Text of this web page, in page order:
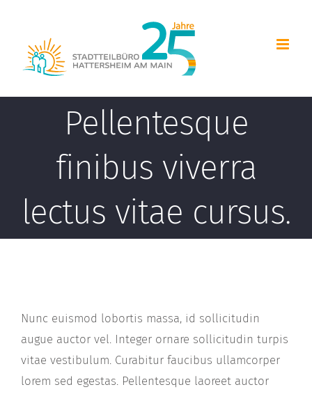
springen
Pellentesque
finibus viverra
lectus vitae cursus.
Nunc euismod lobortis massa, id sollicitudin
augue auctor vel. Integer ornare sollicitudin turpis
vitae vestibulum. Curabitur faucibus ullamcorper
lorem sed egestas. Pellentesque laoreet auctor